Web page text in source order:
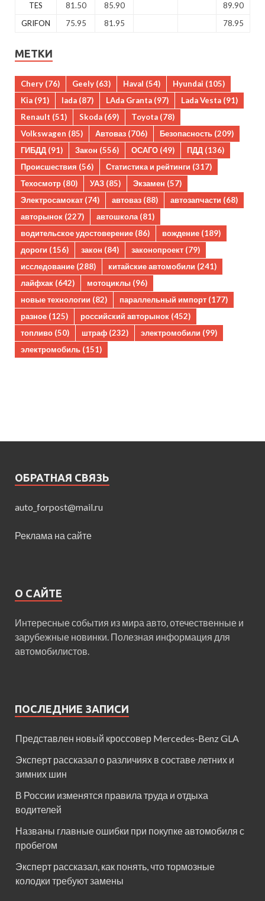
TES
81.50 85.90
89.90
GRIFON
75.95 81.95 78.95
МЕТКИ
Chery (76) Geely (63) Haval (54) Hyundai (105)
Kia (91) lada (87) LAda Granta (97) Lada Vesta (91)
Renault (51) Skoda (69) Toyota (78)
Volkswagen (85) Автоваз (706) Безопасность (209)
ГИБДД (91) Закон (556) ОСАГО (49) ПДД (136)
Происшествия (56) Статистика и рейтинги (317)
Техосмотр (80) УАЗ (85) Экзамен (57)
Электросамокат (74) автоваз (88) автозапчасти (68)
авторынок (227) автошкола(81)
водительское удостоверение (86) вождение (189)
дороги (156) закон (84) законопроект (79)
исследование (288) китайские автомобили (241)
лайфхак (642) мотоциклы (96)
новые технологии (82) параллельный импорт (177)
разное (125) российский авторынок (452)
топливо (50) штраф (232) электромобили (99)
электромобиль (151)
ОБРАТНАЯ СВЯЗЬ
auto_forpost@mail.ru
Реклама на сайте
О САЙТЕ
Интересные события из мира авто, отечественные и
зарубежные новинки. Полезная информация для
автомобилистов.
ПОСЛЕДНИЕ ЗАПИСИ
Представлен новый кроссовер Mercedes-Benz GLA
Эксперт рассказал о различиях в составе летних и
зимних шин
В России изменятся правила труда и отдыха
водителей
Названы главные ошибки при покупке автомобиля с
пробегом
Эксперт рассказал, как понять, что тормозные
колодки требуют замены